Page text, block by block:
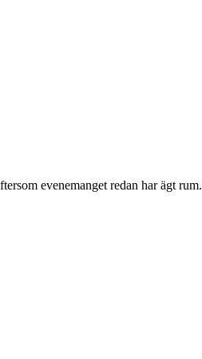
evenemanget redan har ägt rum.